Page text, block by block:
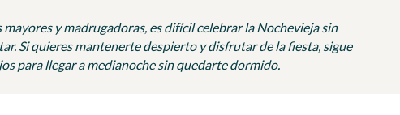
mayores y madrugadoras, es difícil celebrar la Nochevieja sin
Si quieres mantenerte despierto y disfrutar de la fiesta, sigue
para llegar a medianoche sin quedarte dormido.